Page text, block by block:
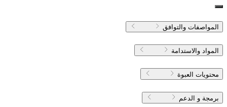
المواصفات والتوافق
المواد والاستدامة
محتويات العبوة
برمجة و الدعم